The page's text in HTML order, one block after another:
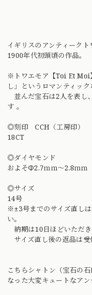
イギリスのアンティーク
1900年代初頭頃の作品。
※トワエモア【Toi Et Moi
し」というロマンティック
並んだ宝石は2人を表し
す 。
◎刻印 CCH（工房印）
18CT
◎ダイヤモンド
およそΦ2.7ｍｍ〜2.8ｍｍ
◎サイズ
14号
※±3号までのサイズ直し
い。
納期は10日ほどいただき
サイズ直し後の返品は受
こちらシャトン（宝石の
なった大変キュートなアン